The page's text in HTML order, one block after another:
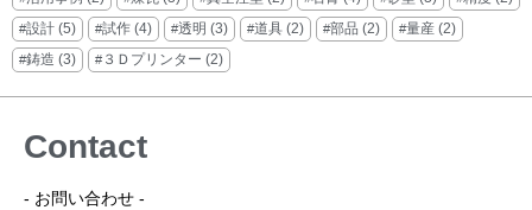
設計 (5) 試作 (4) 透明 (3) 道具 (2) 部品 (2) 量産 (2)
鋳造 (3) ３Ｄプリンター (2)
Contact
- お問い合わせ -